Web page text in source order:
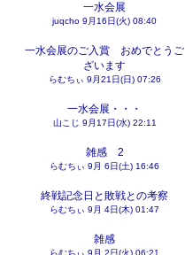
一水会展
juqcho 9月16日(火) 08:40
一水会展のご入賞 おめでとうご
ざいます
らむちぃ 9月21日(日) 07:26
一水会展・・・
山こじ 9月17日(水) 22:11
雑感 2
らむちぃ 9月 6日(土) 16:46
終戦記念日と敗戦との考察
らむちぃ 9月 4日(木) 01:47
雑感
らむちぃ 9月 2日(火) 06:21